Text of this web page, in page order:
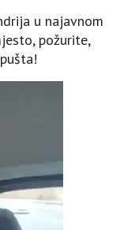
u najavnom
požurite,